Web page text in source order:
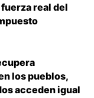
real del
los pueblos,
acceden igual